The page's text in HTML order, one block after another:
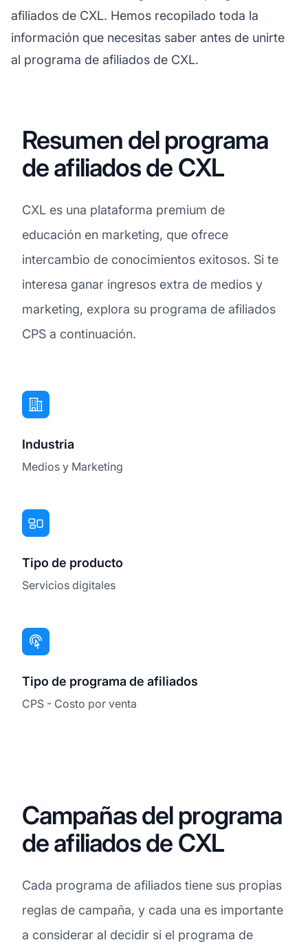
afiliados de CXL. Hemos recopilado toda la
información que necesitas saber antes de unirte
al programa de afiliados de CXL.
Resumen del programa
de afiliados de CXL
CXL es una plataforma premium de
educación en marketing, que ofrece
intercambio de conocimientos exitosos. Si te
interesa ganar ingresos extra de medios y
marketing, explora su programa de afiliados
CPS a continuación.
Industria
Medios y Marketing
Tipo de producto
Servicios digitales
Tipo de programa de afiliados
CPS - Costo por venta
Campañas del programa
de afiliados de CXL
Cada programa de afiliados tiene sus propias
reglas de campaña, y cada una es importante
a considerar al decidir si el programa de